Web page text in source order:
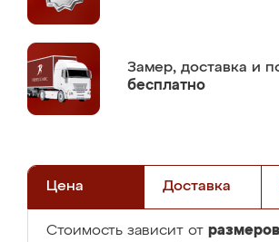
Замер, доставка и
бесплатно
Цена Доставка
Стоимость зависит от